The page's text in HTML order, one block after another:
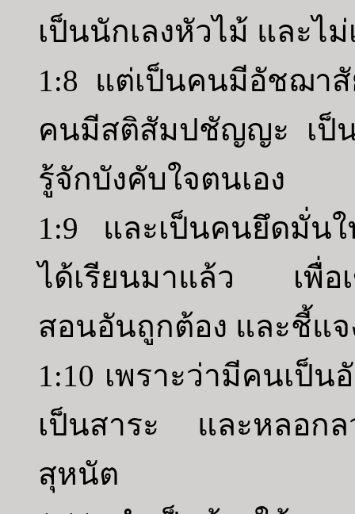
เป็นนักเลงหัวไม้ และไ
1:8 แต่เป็นคนมีอัชฌา
คนมีสติสัมปชัญญะ เป็
รู้จักบังคับใจตนเอง
1:9 และเป็นคนยึดมั่น
ได้เรียนมาแล้ว เพื่อเ
สอนอันถูกต้อง และชี้แ
1:10 เพราะว่ามีคนเป็
เป็นสาระ และหลอกล
สุหนัต